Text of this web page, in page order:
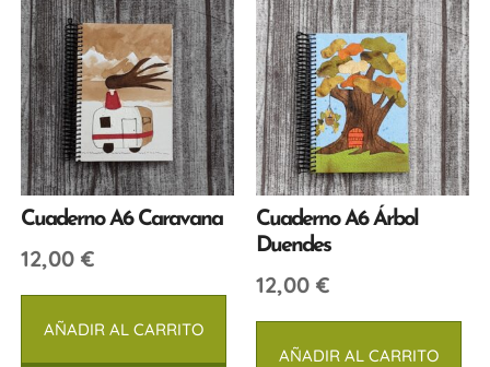
Cuaderno A6 Caravana
12,00 €
AÑADIR AL CARRITO
Cuaderno A6 Árbol
Duendes
12,00 €
AÑADIR AL CARRITO